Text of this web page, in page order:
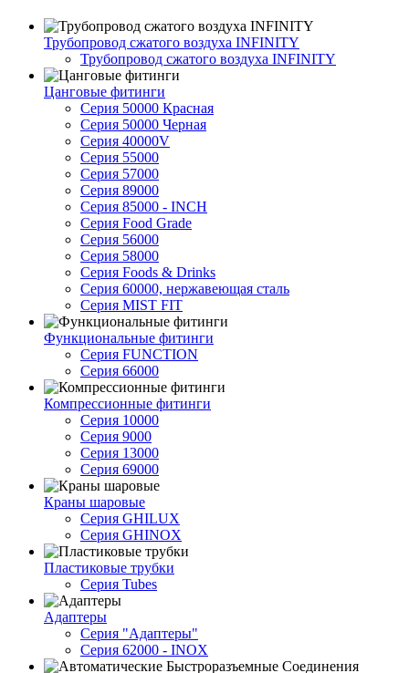
Трубопровод сжатого воздуха INFINITY
Трубопровод сжатого воздуха INFINITY
Цанговые фитинги
Серия 50000 Красная
Серия 50000 Черная
Серия 40000V
Серия 55000
Серия 57000
Серия 89000
Серия 85000 - INCH
Серия Food Grade
Серия 56000
Серия 58000
Серия Foods & Drinks
Серия 60000, нержавеющая сталь
Серия MIST FIT
Функциональные фитинги
Серия FUNCTION
Серия 66000
Компрессионные фитинги
Серия 10000
Серия 9000
Серия 13000
Серия 69000
Краны шаровые
Серия GHILUX
Серия GHINOX
Пластиковые трубки
Серия Tubes
Адаптеры
Серия "Адаптеры"
Серия 62000 - INOX